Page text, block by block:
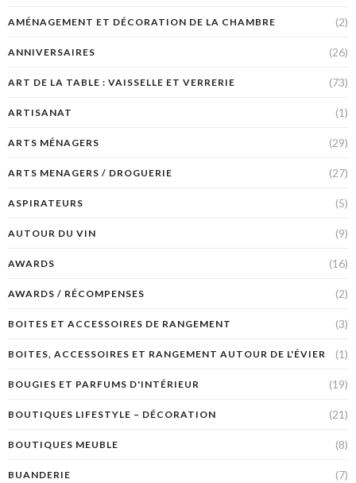
AMÉNAGEMENT ET DÉCORATION DE LA CHAMBRE (2)
ANNIVERSAIRES (26)
ART DE LA TABLE : VAISSELLE ET VERRERIE (73)
ARTISANAT (1)
ARTS MÉNAGERS (29)
ARTS MENAGERS / DROGUERIE (27)
ASPIRATEURS (5)
AUTOUR DU VIN (9)
AWARDS (16)
AWARDS / RÉCOMPENSES (2)
BOITES ET ACCESSOIRES DE RANGEMENT (3)
BOITES, ACCESSOIRES ET RANGEMENT AUTOUR DE L'ÉVIER (1)
BOUGIES ET PARFUMS D'INTÉRIEUR (19)
BOUTIQUES LIFESTYLE – DÉCORATION (21)
BOUTIQUES MEUBLE (8)
BUANDERIE (7)